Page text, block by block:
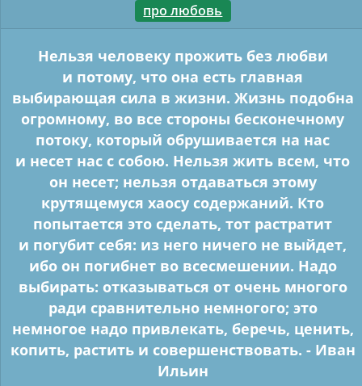
про любовь
Нельзя человеку прожить без любви
и потому, что она есть главная
выбирающая сила в жизни. Жизнь подобна
огромному, во все стороны бесконечному
потоку, который обрушивается на нас
и несет нас с собою. Нельзя жить всем, что
он несет; нельзя отдаваться этому
крутящемуся хаосу содержаний. Кто
попытается это сделать, тот растратит
и погубит себя: из него ничего не выйдет,
ибо он погибнет во всесмешении. Надо
выбирать: отказываться от очень многого
ради сравнительно немногого; это
немногое надо привлекать, беречь, ценить,
копить, растить и совершенствовать. - Иван
Ильин